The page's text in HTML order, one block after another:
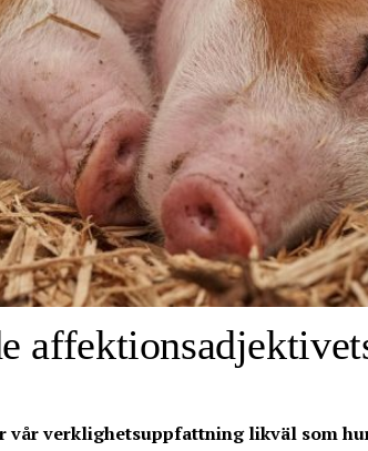
vår verklighetsuppfattning likväl som